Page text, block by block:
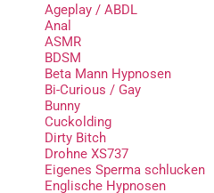
Ageplay / ABDL
Anal
ASMR
BDSM
Beta Mann Hypnosen
Bi-Curious / Gay
Bunny
Cuckolding
Dirty Bitch
Drohne XS737
Eigenes Sperma schlucken
Englische Hypnosen